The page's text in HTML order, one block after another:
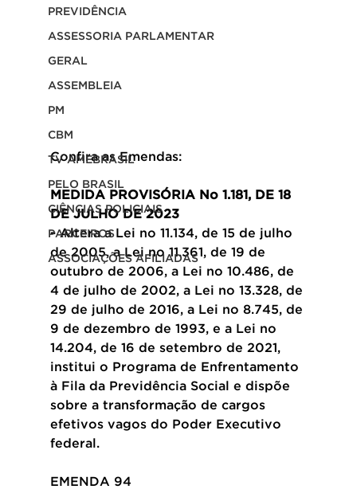
PREVIDÊNCIA
ASSESSORIA PARLAMENTAR
GERAL
ASSEMBLEIA
PM
CBM
TV AMEBRASIL
PELO BRASIL
CIÊNCIAS POLICIAIS
PARCEIROS
ASSOCIAÇÕES AFILIADAS
Confira as Emendas:
MEDIDA PROVISÓRIA No 1.181, DE 18
DE JULHO DE 2023
- Altera a Lei no 11.134, de 15 de julho
de 2005, a Lei no 11.361, de 19 de
outubro de 2006, a Lei no 10.486, de
4 de julho de 2002, a Lei no 13.328, de
29 de julho de 2016, a Lei no 8.745, de
9 de dezembro de 1993, e a Lei no
14.204, de 16 de setembro de 2021,
institui o Programa de Enfrentamento
à Fila da Previdência Social e dispõe
sobre a transformação de cargos
efetivos vagos do Poder Executivo
federal.
EMENDA 94